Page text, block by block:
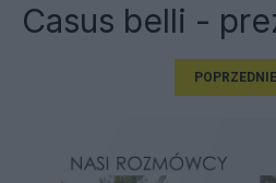
Casus belli -
POPRZEDNIE